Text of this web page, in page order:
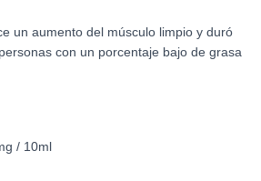
un aumento del músculo limpio y duró
con un porcentaje bajo de grasa
/ 10ml